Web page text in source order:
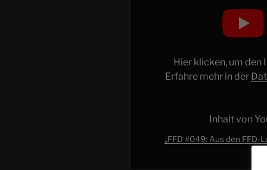
Logbüchern,
Hier klicken, um den
Erfahre mehr in der
Inhalt von
„FFD #049: Aus den FFD-